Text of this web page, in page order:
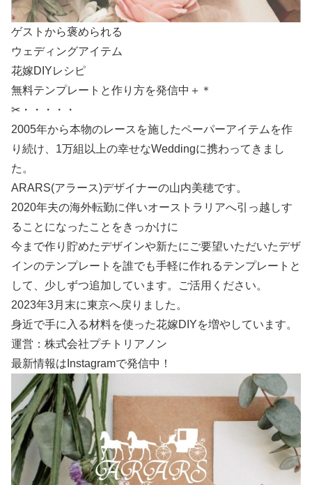
ゲストから褒められる
ウェディングアイテム
花嫁DIYレシピ
無料テンプレートと作り方を発信中＋＊
✂・・・・・
2005年から本物のレースを施したペーパーアイテムを作
り続け、1万組以上の幸せなWeddingに携わってきまし
た。
ARARS(アラース)デザイナーの山内美穂です。
2020年夫の海外転勤に伴いオーストラリアへ引っ越しす
ることになったことをきっかけに
今まで作り貯めたデザインや新たにご要望いただいたデザ
インのテンプレートを誰でも手軽に作れるテンプレートと
して、少しずつ追加しています。ご活用ください。
2023年3月末に東京へ戻りました。
身近で手に入る材料を使った花嫁DIYを増やしています。
運営：株式会社プチトリアノン
最新情報はInstagramで発信中！